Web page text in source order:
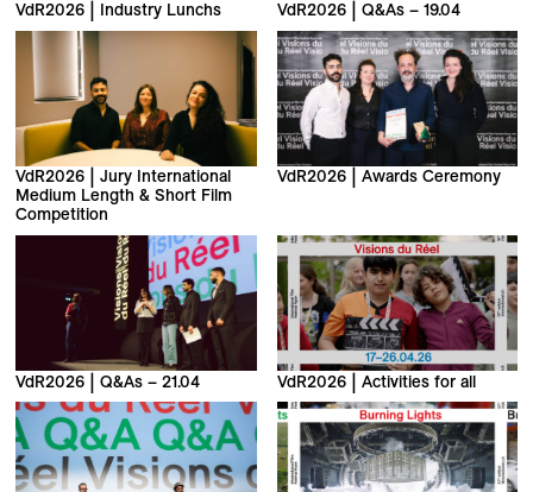
VdR2026 | Industry Lunchs VdR2026 | Q&As – 19.04
VdR2026 | Jury International
Medium Length & Short Film
Competition
VdR2026 | Awards Ceremony
VdR2026 | Q&As – 21.04 VdR2026 | Activities for all